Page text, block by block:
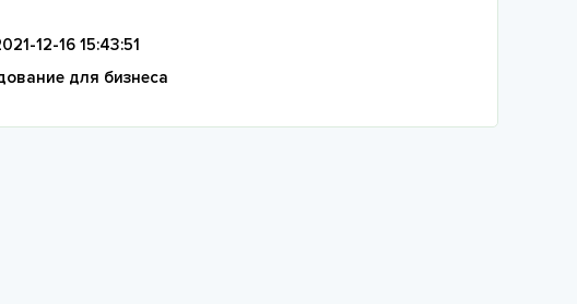
12-16 15:43:51
для бизнеса